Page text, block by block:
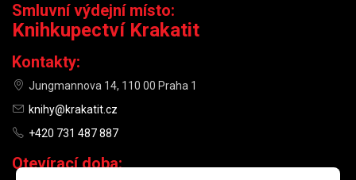
Smluvní výdejní místo:
Knihkupectví Krakatit
Kontakty:
Jungmannova 14, 110 00 Praha 1
knihy@krakatit.cz
+420 731 487 887
Otevírací doba: